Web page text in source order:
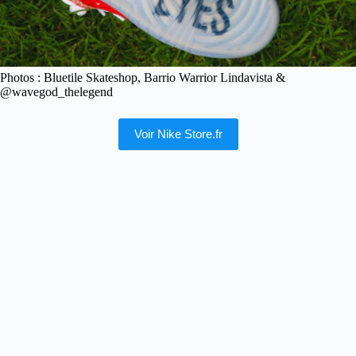
Photos : Bluetile Skateshop, Barrio Warrior Lindavista &
@wavegod_thelegend
Voir Nike Store.fr